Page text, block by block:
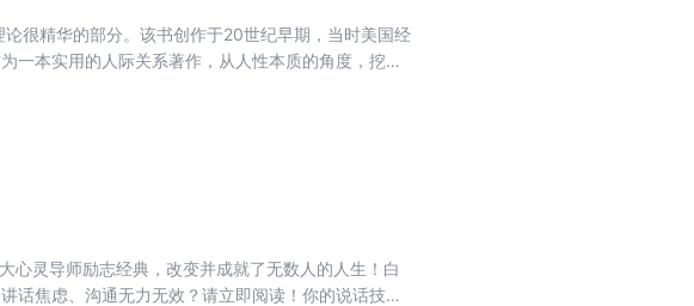
论很精华的部分。该书创作于20世纪早期，当时美国经
一本实用的人际关系著作，从人性本质的角度，挖掘
心灵导师励志经典，改变并成就了无数人的人生！白
话焦虑、沟通无力无效？请立即阅读！你的说话技巧